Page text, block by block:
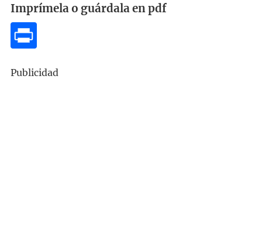
Imprímela o guárdala en pdf
Publicidad